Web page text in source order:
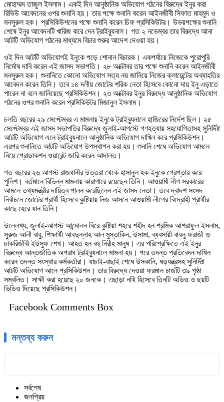
মোহাম্মদ তাজুল ইসলাম। একই দিন আনুষ্ঠানিক অভিযোগ গঠনের বিরুদ্ধে ইনুর করা
রিভিউ আবেদনের ওপর শুনানি হয়। তার পক্ষে শুনানি করেন আইনজীবী সিফাত মাহমুদ ও
মনসুরুল হক। প্রসিকিউশনের পক্ষে শুনানি করেন চিফ প্রসিকিউটর। উভয়পক্ষের শুনানি
শেষে ইনুর আবেদনটি খারিজ করে দেন ট্রাইব্যুনাল। গত ২ নভেম্বর তার বিরুদ্ধে আনা
আটটি অভিযোগ গঠনের মাধ্যমে বিচার শুরুর আদেশ দেওয়া হয়।
ওই দিন আটটি অভিযোগই ইনুকে পড়ে শোনান বিচারক। একপর্যায়ে নিজেকে পুরোপুরি
নির্দোষ দাবি করেন এই জাসদ সভাপতি। ২৮ অক্টোবর তার পক্ষে শুনানি করেন আইনজীবী
মনসুরুল হক। শুনানিতে কোনো অভিযোগ সত্য নয় জানিয়ে নিজের ক্লায়েন্টের অব্যাহতির
আবেদন করেন তিনি। তবে ১৪ দলীয় জোটের শরিক নেতা হিসেবে কোনো দায় ইনু এড়াতে
পারেন না বলে জানিয়েছে প্রসিকিউশন। ২৩ অক্টোবর ইনুর বিরুদ্ধে আনুষ্ঠানিক অভিযোগ
গঠনের ওপর শুনানি করেন প্রসিকিউটর মিজানুল ইসলাম।
চলতি বছরের ২৯ সেপ্টেম্বর এ মামলায় ইনুকে ট্রাইব্যুনালে হাজিরের নির্দেশ ছিল। ২৫
সেপ্টেম্বর এই জাসদ সভাপতির বিরুদ্ধে জুলাই-আগস্টে গণহত্যায় সহযোগিতাসহ সুনির্দিষ্ট
আটটি অভিযোগ এনে ট্রাইব্যুনালে আনুষ্ঠানিক অভিযোগ দাখিল করে প্রসিকিউশন।
এরপর শুনানিতে আটটি অভিযোগ উপস্থাপন করা হয়। শুনানি শেষে অভিযোগ আমলে
নিয়ে প্রোডাকশন ওয়ারেন্ট জারি করেন আদালত।
গত বছরের ২৬ আগস্ট রাজধানীর উত্তরা থেকে হাসানুল হক ইনুকে গ্রেপ্তার করে
পুলিশ। বর্তমানে বিভিন্ন মামলায় কারাগারে রয়েছেন তিনি। আওয়ামী লীগ সরকারের
আমলে তথ্যমন্ত্রীর দায়িত্ব পালন করেছিলেন এই জাসদ নেতা। তবে দ্বাদশ সংসদ
নির্বাচনে জোটের প্রার্থী হিসেবে কুষ্টিয়ায় নিজ আসনে আওয়ামী লীগের বিদ্রোহী প্রার্থীর
কাছে হেরে যান তিনি।
উল্লেখ্য, জুলাই-আগস্ট আন্দোলন ঘিরে কুষ্টিয়া শহরে শহীদ হন শ্রমিক আশরাফুল ইসলাম,
সুরুজ আলী বাবু, শিক্ষার্থী আবদুল্লাহ আল মুস্তাকিন, উসামা, ব্যবসায়ী বাবলু ফরাজী ও
চাকরিজীবী ইউসুফ শেখ। আহত হন বহু নিরীহ মানুষ। এর পরিপ্রেক্ষিতে এই ইনুর
বিরুদ্ধে আন্তর্জাতিক অপরাধ ট্রাইব্যুনালে মামলা হয়। পরে তদন্ত প্রতিবেদন দাখিল
করেন তদন্ত সংস্থার কর্মকর্তারা। যাচাই-বাছাই শেষে উসকানি, ষড়যন্ত্রসহ সুনির্দিষ্ট
আটটি অভিযোগ আনে প্রসিকিউশন। তার বিরুদ্ধে দেওয়া ফরমাল চার্জটি ৩৯ পৃষ্ঠা
সম্বলিত। সাক্ষী করা হয়েছে ২০ জনকে। এছাড়া নথি হিসেবে তিনটি অডিও ও ছয়টি
ভিডিও দিয়েছে প্রসিকিউশন।
Facebook Comments Box
মন্তব্য করুন
সর্বশেষ
জনপ্রিয়